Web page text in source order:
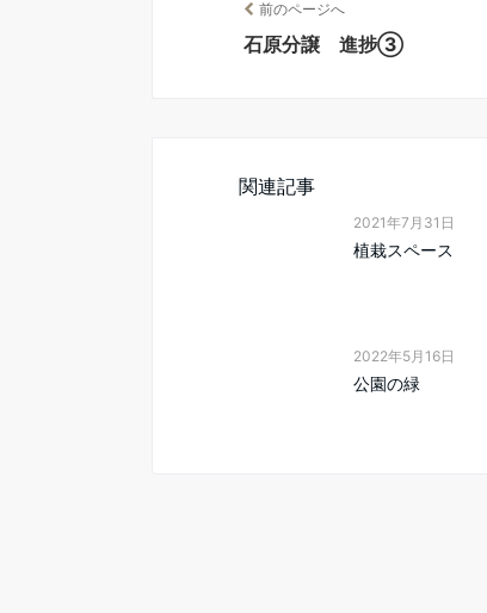
前のページへ
石原分譲 進捗③
関連記事
2021年7月31日
植栽スペース
2022年5月16日
公園の緑